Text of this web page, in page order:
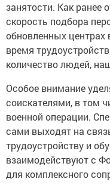
занятости. Как
скорость подбора
обновленных центрах
время
количество людей,
Особое внимание
соискателями, в том
военной операции.
сами выходят на
трудоустройству и
взаимодействуют с
для комплексного